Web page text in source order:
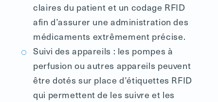
claires du patient et un codage RFID
afin d’assurer une administration des
médicaments extrêmement précise.
Suivi des appareils : les pompes à
perfusion ou autres appareils peuvent
être dotés sur place d’étiquettes RFID
qui permettent de les suivre et les